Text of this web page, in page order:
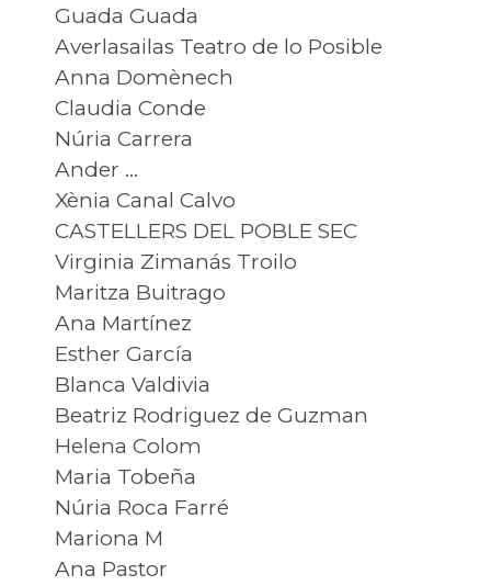
Guada Guada
Averlasailas Teatro de lo Posible
Anna Domènech
Claudia Conde
Núria Carrera
Ander …
Xènia Canal Calvo
CASTELLERS DEL POBLE SEC
Virginia Zimanás Troilo
Maritza Buitrago
Ana Martínez
Esther García
Blanca Valdivia
Beatriz Rodriguez de Guzman
Helena Colom
Maria Tobeña
Núria Roca Farré
Mariona M
Ana Pastor